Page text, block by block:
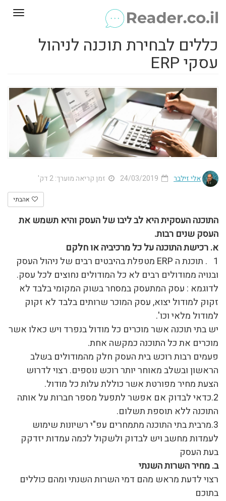
כללים לבחירת תוכנה לניהול
עסקי ERP
אלי זילבר זמן קריאה מוערך: 2 דק'
אהבתי
התוכנה העסקית היא לב ליבו של העסק והיא תשמש את
העסק שנים רבות.
א.רכישת התוכנה על כל מרכיביה או חלקם
1 . תוכנת ה ERP מטפלת בהיבטים רבים של ניהול העסק
ובנויה ממודולים רבים לא כל המודולים נחוצים לכל עסק.
לדוגמא : עסק המתעסק במסחר בשוק המקומי בלבד לא
זקוק למודול יצוא, עסק המוכר שרותים בלבד לא זקוק
למודול מלאי וכו'.
יש בתי תוכנה אשר מוכרים כל מודול בנפרד ויש כאלו אשר
מוכרים את כל התוכנה כמקשה אחת.
פעמים רבות רוכש בית העסק חלק מהמודולים בשלב
הראשון ובשלב מאוחר יותר רוכש נוספים. רצוי לדרוש
הצעת מחיר מפורטת אשר כוללת עלות כל מודול.
2.כדאי לבדוק אם אפשר לתפעל מספר חברות על אותה
התוכנה ללא תוספת תשלום.
3.מרבית בתי התוכנה מתמחרים עפ"י רשיונות שימוש
לעמדות מחשב ויש לבדוק ולשקול לכמה עמדות יזדקק
בעת העסק
ב.מחיר השרות השנתי
רצוי לדעת מראש מהם דמי השרות השנתי ומהם כוללים
בתוכם